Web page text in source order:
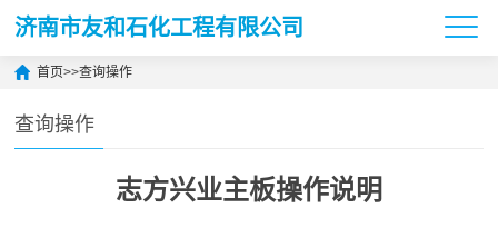
济南市友和石化工程有限公司
首页>>查询操作
查询操作
志方兴业主板操作说明